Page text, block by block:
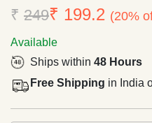
₹ 249₹ 199.2 (20%
Available
Ships within 48 Hours
Free Shipping in India